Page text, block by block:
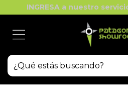
INGRESA a nuestro